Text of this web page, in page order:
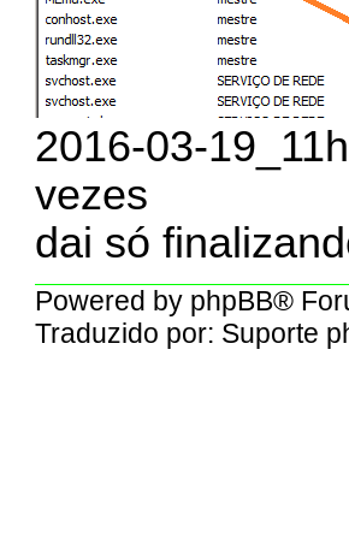
2016-03-
vezes
dai só
Powered by phpBB®
Traduzido por: Suporte